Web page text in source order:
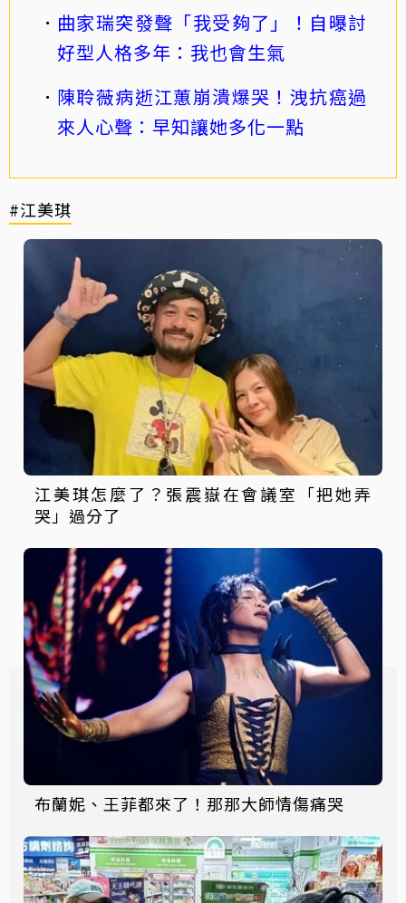
曲家瑞突發聲「我受夠了」！自曝討
好型人格多年：我也會生氣
陳聆薇病逝江蕙崩潰爆哭！洩抗癌過
來人心聲：早知讓她多化一點
#江美琪
江美琪怎麼了？張震嶽在會議室「把她弄
哭」過分了
布蘭妮、王菲都來了！那那大師情傷痛哭